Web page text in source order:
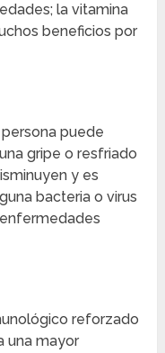
la vitamina
beneficios por
puede
gripe o resfriado
y es
bacteria o virus
reforzado
una mayor